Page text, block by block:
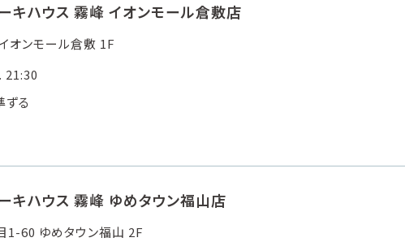
キハウス 霧峰 イオンモール倉敷店
オンモール倉敷 1F
21:30
ずる
キハウス 霧峰 ゆめタウン福山店
60 ゆめタウン福山 2F